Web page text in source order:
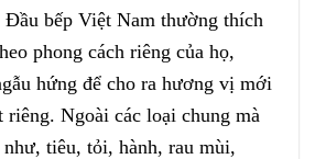
bếp Việt Nam thường thích
phong cách riêng của họ,
hứng để cho ra hương vị mới
riêng. Ngoài các loại chung mà
tiêu, tỏi, hành, rau mùi,